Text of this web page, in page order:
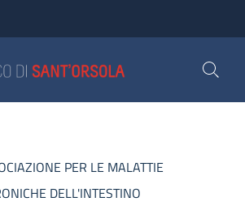
PER LE MALATTIE
DELL'INTESTINO